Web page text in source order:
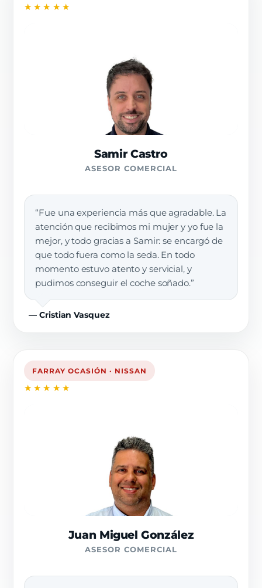
★★★★★
Samir Castro
ASESOR COMERCIAL
“Fue una experiencia más que agradable. La
atención que recibimos mi mujer y yo fue la
mejor, y todo gracias a Samir: se encargó de
que todo fuera como la seda. En todo
momento estuvo atento y servicial, y
pudimos conseguir el coche soñado.”
— Cristian Vasquez
FARRAY OCASIÓN · NISSAN
★★★★★
Juan Miguel González
ASESOR COMERCIAL